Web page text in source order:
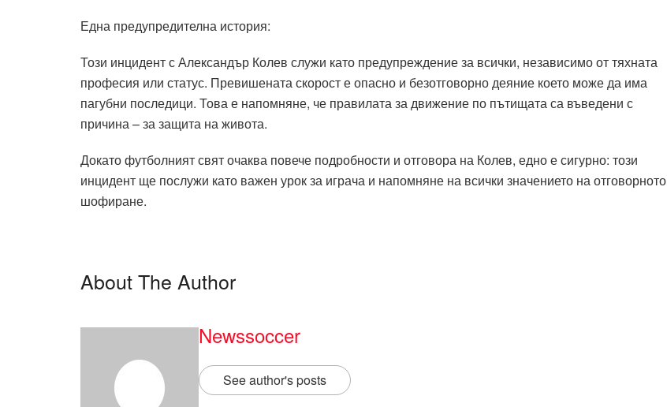
Една предупредителна история:
Този инцидент с Александър Колев служи като предупреждение за всички, независимо от тяхната
професия или статус. Превишената скорост е опасно и безотговорно деяние което може да има
пагубни последици. Това е напомняне, че правилата за движение по пътищата са въведени с
причина – за защита на живота.
Докато футболният свят очаква повече подробности и отговора на Колев, едно е сигурно: този
инцидент ще послужи като важен урок за играча и напомняне на всички значението на отговорното
шофиране.
About The Author
Newssoccer
See author's posts